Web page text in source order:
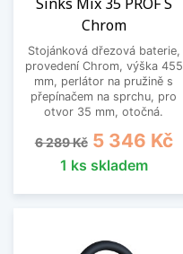
Chrom
Stojánková dřezová baterie,
provedení Chrom, výška 455
mm, perlátor na pružině s
přepínačem na sprchu, pro
otvor 35 mm, otočná.
Běžná cena
6 289 Kč Cena
5 346 Kč
1 ks skladem